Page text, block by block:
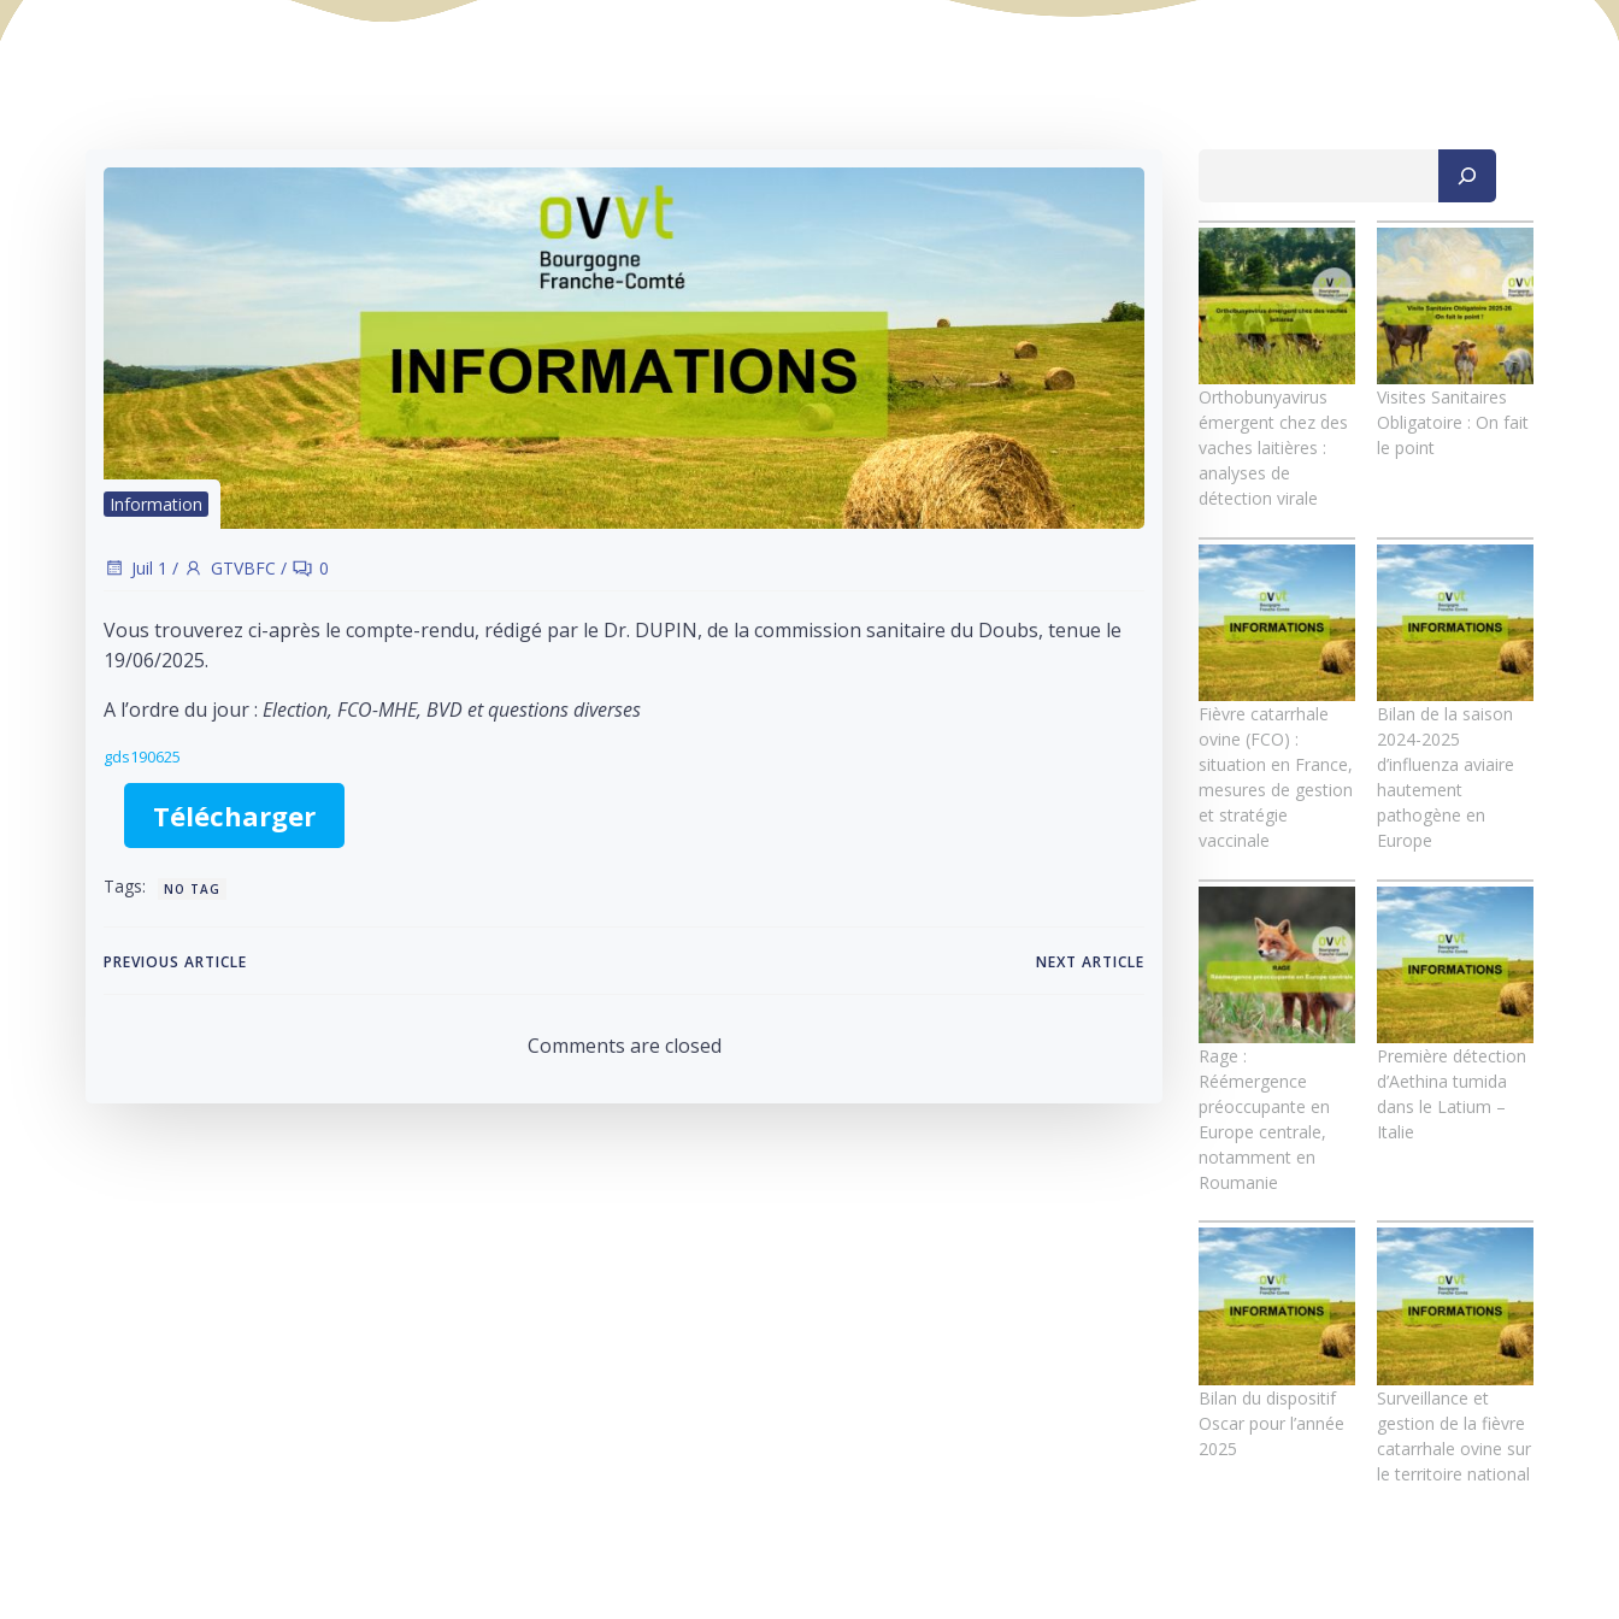
Information
Juil 1 / GTVBFC / 0
Vous trouverez ci-après le compte-rendu, rédigé par le Dr. DUPIN, de la commission sanitaire du Doubs, tenue le
19/06/2025.
A l’ordre du jour : Election, FCO-MHE, BVD et questions diverses
gds190625
Télécharger
Tags: NO TAG
Post
PREVIOUS ARTICLE
navigation
NEXT ARTICLE
Comments are closed
Orthobunyavirus
émergent chez des
vaches laitières :
analyses de
détection virale
Visites Sanitaires
Obligatoire : On fait
le point
Fièvre catarrhale
ovine (FCO) :
situation en France,
mesures de gestion
et stratégie
vaccinale
Bilan de la saison
2024-2025
d’influenza aviaire
hautement
pathogène en
Europe
Rage :
Réémergence
préoccupante en
Europe centrale,
notamment en
Roumanie
Première détection
d’Aethina tumida
dans le Latium –
Italie
Bilan du dispositif
Oscar pour l’année
2025
Surveillance et
gestion de la fièvre
catarrhale ovine sur
le territoire national